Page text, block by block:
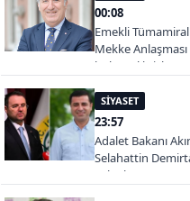
00:08
Emekli
Mekke Anlaşması
bölgesel krizlere
SİYASET
23:57
Adalet Bakanı
Selahattin
yalanlama